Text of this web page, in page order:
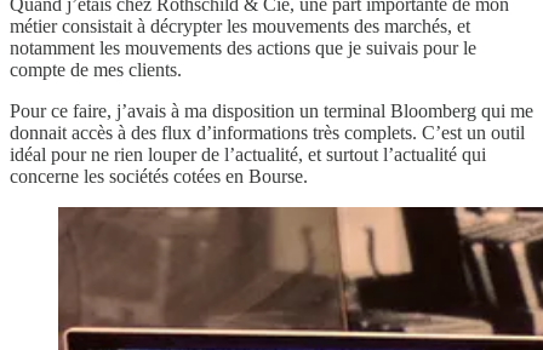
métier consistait à décrypter les mouvements des marchés, et
notamment les mouvements des actions que je suivais pour le
compte de mes clients.
Pour ce faire, j’avais à ma disposition un terminal Bloomberg qui me
donnait accès à des flux d’informations très complets. C’est un outil
idéal pour ne rien louper de l’actualité, et surtout l’actualité qui
concerne les sociétés cotées en Bourse.